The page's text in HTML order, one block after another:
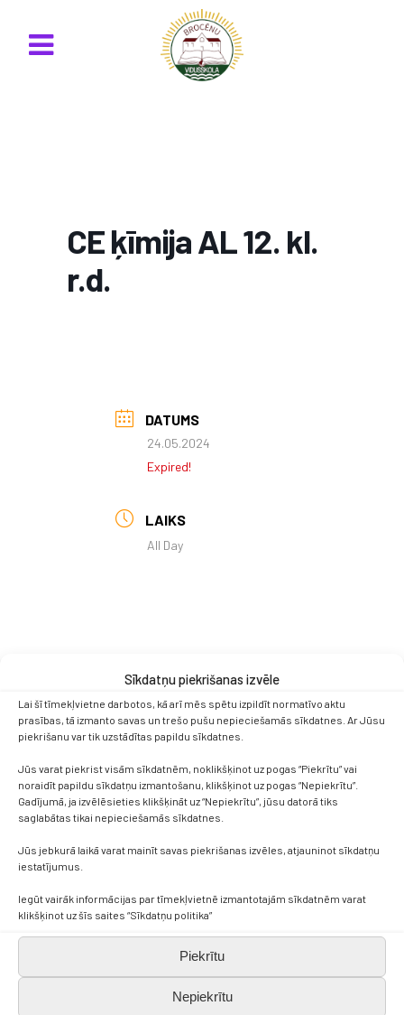
Sīkdatņu piekrišanas izvēle
Lai šī tīmekļvietne darbotos, kā arī mēs spētu izpildīt normatīvo aktu
prasības, tā izmanto savas un trešo pušu nepieciešamās sīkdatnes. Ar Jūsu
piekrišanu var tik uzstādītas papildu sīkdatnes.
Jūs varat piekrist visām sīkdatnēm, noklikšķinot uz pogas “Piekrītu” vai
noraidīt papildu sīkdatņu izmantošanu, klikšķinot uz pogas “Nepiekrītu”.
Gadījumā, ja izvēlēsieties klikšķināt uz “Nepiekrītu”, jūsu datorā tiks
saglabātas tikai nepieciešamās sīkdatnes.
Jūs jebkurā laikā varat mainīt savas piekrišanas izvēles, atjauninot sīkdatņu
iestatījumus.
Iegūt vairāk informācijas par tīmekļvietnē izmantotajām sīkdatnēm varat
klikšķinot uz šīs saites “Sīkdatņu politika”
Piekrītu
Nepiekrītu
CE ķīmija AL 12. kl.
r.d.
DATUMS
24.05.2024
Expired!
LAIKS
All Day
Kontakti
+371 638 656 05
skola.broceni@saldus.lv
_DEFAULT@40900017625